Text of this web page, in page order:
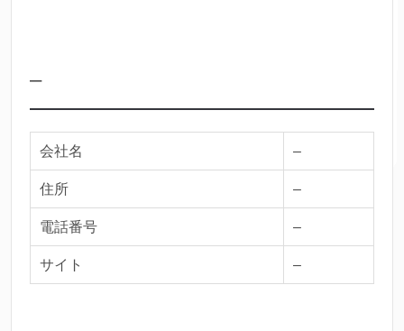
–
会社名 –
住所 –
電話番号 –
サイト –